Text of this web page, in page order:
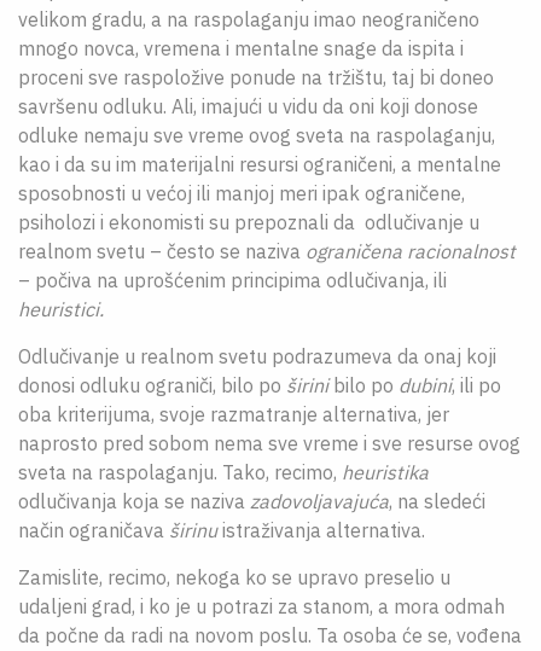
velikom gradu, a na raspolaganju imao neograničeno
mnogo novca, vremena i mentalne snage da ispita i
proceni sve raspoložive ponude na tržištu, taj bi doneo
savršenu odluku. Ali, imajući u vidu da oni koji donose
odluke nemaju sve vreme ovog sveta na raspolaganju,
kao i da su im materijalni resursi ograničeni, a mentalne
sposobnosti u većoj ili manjoj meri ipak ograničene,
psiholozi i ekonomisti su prepoznali da odlučivanje u
realnom svetu – često se naziva ograničena racionalnost
– počiva na uprošćenim principima odlučivanja, ili
heuristici.
Odlučivanje u realnom svetu podrazumeva da onaj koji
donosi odluku ograniči, bilo po širinibilo po dubini, ili po
oba kriterijuma, svoje razmatranje alternativa, jer
naprosto pred sobom nema sve vreme i sve resurse ovog
sveta na raspolaganju. Tako, recimo, heuristika
odlučivanja koja se naziva zadovoljavajuća, na sledeći
način ograničava širinuistraživanja alternativa.
Zamislite, recimo, nekoga ko se upravo preselio u
udaljeni grad, i ko je u potrazi za stanom, a mora odmah
da počne da radi na novom poslu. Ta osoba će se, vođena